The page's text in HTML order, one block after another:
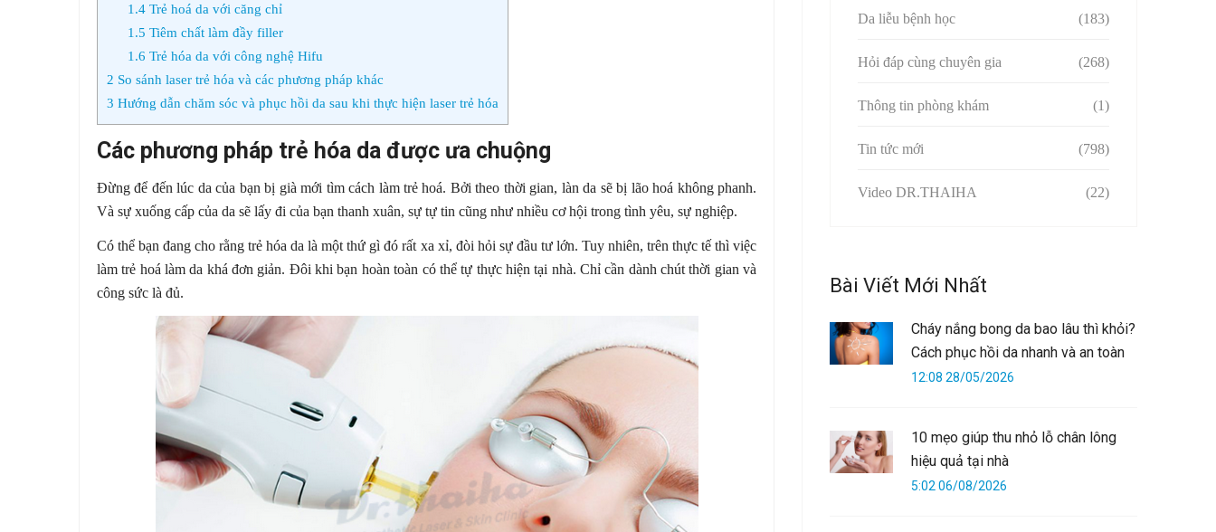
1.4Trẻ hoá da với căng chỉ
1.5 Tiêm chất làm đầy filler
1.6 Trẻ hóa da với công nghệ Hifu
2 So sánh laser trẻ hóa và các phương pháp khác
3 Hướng dẫn chăm sóc và phục hồi da sau khi thực hiện laser trẻ hóa
Các phương pháp trẻ hóa da được ưa chuộng
Đừng để đến lúc da của bạn bị già mới tìm cách làm trẻ hoá. Bởi theo thời gian, làn da sẽ bị lão hoá không phanh.
Và sự xuống cấp của da sẽ lấy đi của bạn thanh xuân, sự tự tin cũng như nhiều cơ hội trong tình yêu, sự nghiệp.
Có thể bạn đang cho rằng trẻ hóa da là một thứ gì đó rất xa xỉ, đòi hỏi sự đầu tư lớn. Tuy nhiên, trên thực tế thì việc
làm trẻ hoá làm da khá đơn giản. Đôi khi bạn hoàn toàn có thể tự thực hiện tại nhà. Chỉ cần dành chút thời gian và
công sức là đủ.
Da liễu bệnh học (183)
Hỏi đáp cùng chuyên gia (268)
Thông tin phòng khám (1)
Tin tức mới (798)
Video DR.THAIHA (22)
Bài Viết Mới Nhất
Cháy nắng bong da bao lâu thì khỏi?
Cách phục hồi da nhanh và an toàn
12:08 28/05/2026
10 mẹo giúp thu nhỏ lỗ chân lông
hiệu quả tại nhà
5:02 06/08/2026